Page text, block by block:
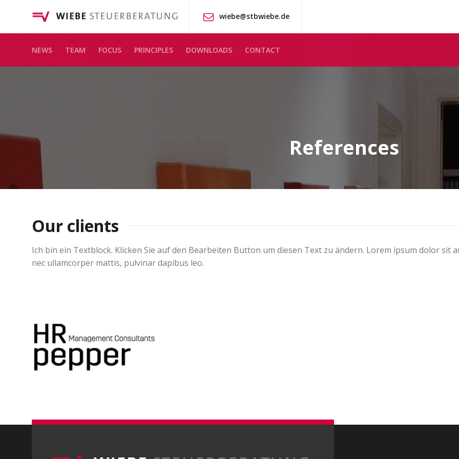
wiebe@stbwiebe.de
NEWS TEAM FOCUS PRINCIPLES DOWNLOADS CONTACT
References
Our clients
Ich bin ein Textblock. Klicken Sie auf den Bearbeiten Button um diesen Text zu ändern. Lorem ipsum dolor sit
nec ullamcorper mattis, pulvinar dapibus leo.